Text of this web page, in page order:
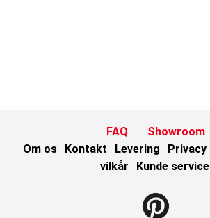
FAQ
Showroom
Om os
Kontakt Levering Privacy
vilkår
Kunde service